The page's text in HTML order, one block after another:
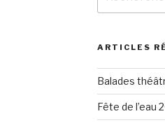
:
ARTICLES
Balades
Fête de l’eau